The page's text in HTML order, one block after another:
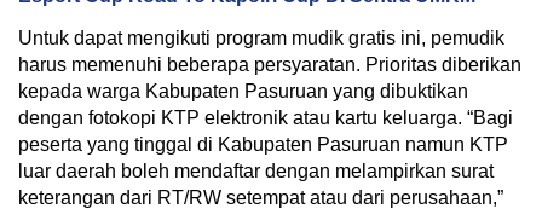
Untuk dapat mengikuti program mudik gratis ini, pemudik
harus memenuhi beberapa persyaratan. Prioritas diberikan
kepada warga Kabupaten Pasuruan yang dibuktikan
dengan fotokopi KTP elektronik atau kartu keluarga. “Bagi
peserta yang tinggal di Kabupaten Pasuruan namun KTP
luar daerah boleh mendaftar dengan melampirkan surat
keterangan dari RT/RW setempat atau dari perusahaan,”